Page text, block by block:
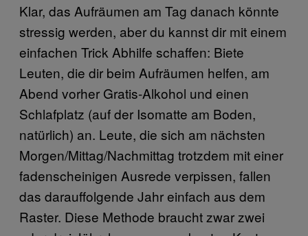
Klar, das Aufräumen am Tag danach könnte
stressig werden, aber du kannst dir mit einem
einfachen Trick Abhilfe schaffen: Biete
Leuten, die dir beim Aufräumen helfen, am
Abend vorher Gratis-Alkohol und einen
Schlafplatz (auf der Isomatte am Boden,
natürlich) an. Leute, die sich am nächsten
Morgen/Mittag/Nachmittag trotzdem mit einer
fadenscheinigen Ausrede verpissen, fallen
das darauffolgende Jahr einfach aus dem
Raster. Diese Methode braucht zwar zwei